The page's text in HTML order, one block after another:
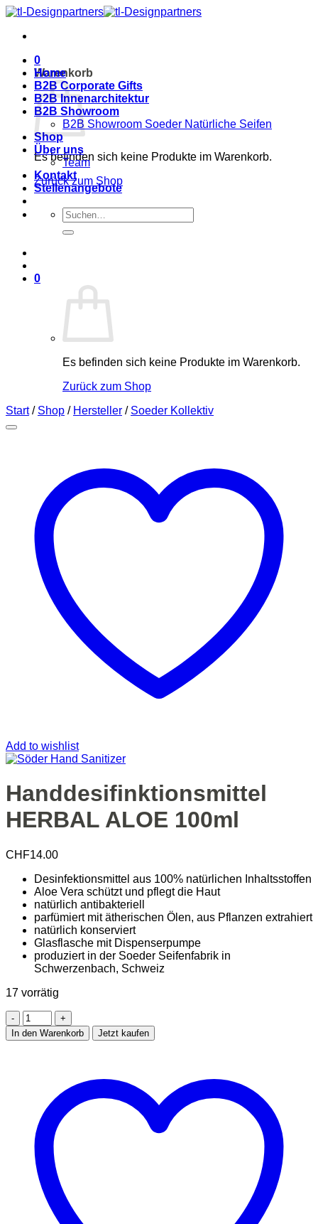
Zum
springen
0
Warenkorb
Es befinden sich keine Produkte im Warenkorb.
Zurück zum Shop
Home
B2B Corporate Gifts
B2B Innenarchitektur
B2B Showroom
B2B Showroom Soeder Natürliche Seifen
Shop
Über uns
Team
Kontakt
Stellenangebote
Suche
nach:
0
Es befinden sich keine Produkte im Warenkorb.
Zurück zum Shop
Start / Shop / Hersteller / Soeder Kollektiv
Add to wishlist
Handdesifinktionsmittel
HERBAL ALOE 100ml
CHF14.00
Desinfektionsmittel aus 100% natürlichen Inhaltsstoffen
Aloe Vera schützt und pflegt die Haut
natürlich antibakteriell
parfümiert mit ätherischen Ölen, aus Pflanzen extrahiert
natürlich konserviert
Glasflasche mit Dispenserpumpe
produziert in der Soeder Seifenfabrik in
Schwerzenbach, Schweiz
17 vorrätig
Handdesifinktionsmittel
HERBAL
ALOE
In den Warenkorb Jetzt kaufen